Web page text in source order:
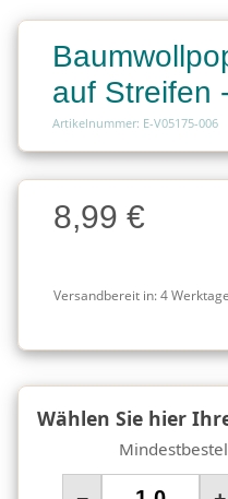
auf Streifen
Artikelnummer: E-V05175-006
Charge
Charge8,99 €
Versandbereit in:4 Werktage
Wählen Sie hier